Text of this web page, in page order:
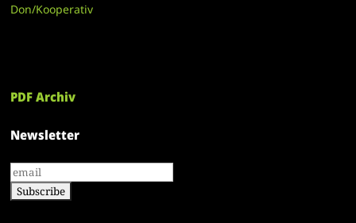
Don/Kooperativ
PDF Archiv
Newsletter